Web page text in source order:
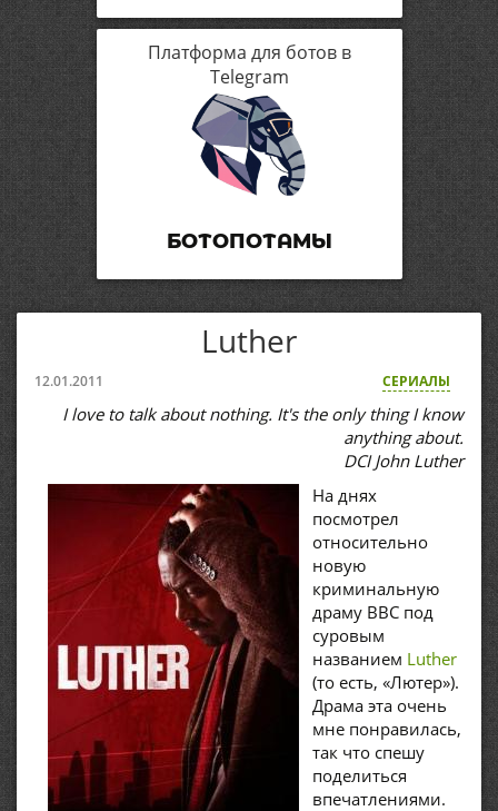
Платформа для ботов в
Telegram
БОТОПОТАМЫ
Luther
12.01.2011 СЕРИАЛЫ
I love to talk about nothing. It's the only thing I know
anything about.
DCI John Luther
На днях
посмотрел
относительно
новую
криминальную
драму BBC под
суровым
названием Luther
(то есть, «Лютер»).
Драма эта очень
мне понравилась,
так что спешу
поделиться
впечатлениями.